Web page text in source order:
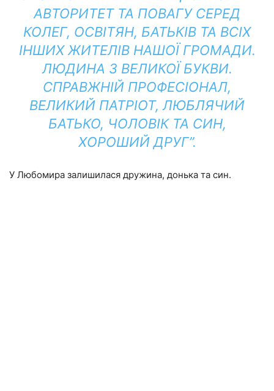
АВТОРИТЕТ ТА ПОВАГУ СЕРЕД
КОЛЕГ, ОСВІТЯН, БАТЬКІВ ТА ВСІХ
ІНШИХ ЖИТЕЛІВ НАШОЇ ГРОМАДИ.
ЛЮДИНА З ВЕЛИКОЇ БУКВИ.
СПРАВЖНІЙ ПРОФЕСІОНАЛ,
ВЕЛИКИЙ ПАТРІОТ, ЛЮБЛЯЧИЙ
БАТЬКО, ЧОЛОВІК ТА СИН,
ХОРОШИЙ ДРУГ”.
У Любомира залишилася дружина, донька та син.